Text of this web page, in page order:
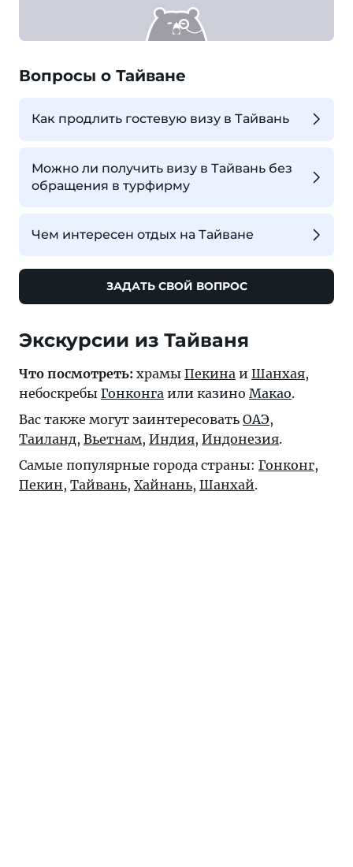
Вопросы о Тайване
Как продлить гостевую визу в Тайвань
Можно ли получить визу в Тайвань без
обращения в турфирму
Чем интересен отдых на Тайване
ЗАДАТЬ СВОЙ ВОПРОС
Экскурсии из Тайваня
Что посмотреть: храмы Пекина и Шанхая,
небоскребы Гонконга или казино Макао.
Вас также могут заинтересовать ОАЭ,
Таиланд, Вьетнам, Индия, Индонезия.
Самые популярные города страны: Гонконг,
Пекин, Тайвань, Хайнань, Шанхай.